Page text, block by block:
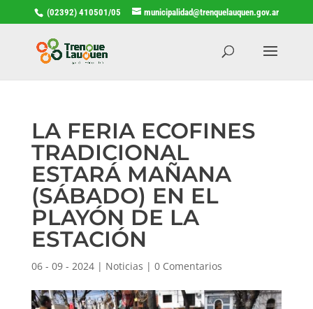
(02392) 410501/05 municipalidad@trenquelauquen.gov.ar
LA FERIA ECOFINES
TRADICIONAL
ESTARÁ MAÑANA
(SÁBADO) EN EL
PLAYÓN DE LA
ESTACIÓN
06 - 09 - 2024| Noticias | 0 Comentarios